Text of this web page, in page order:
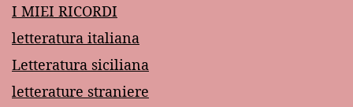
I MIEI RICORDI
letteratura italiana
Letteratura siciliana
letterature straniere